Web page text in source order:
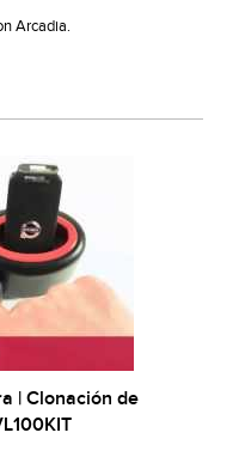
Arcadia.
| Clonación de